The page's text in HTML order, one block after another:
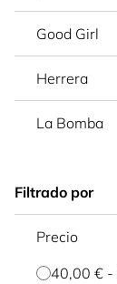
Good Girl
Herrera
La Bomba
Filtrado por
Precio
40,00 € -